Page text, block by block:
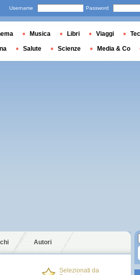
Autori
Selezionati da
Username Password
Musica Libri Viaggi
Salute Scienze Media & Co